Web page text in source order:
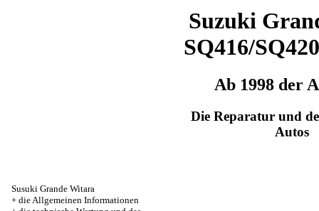
Suzuki
SQ416/
Ab 1998 der
Die Reparatur und
Autos
Susuki Grande Witara
+ die Allgemeinen Informationen